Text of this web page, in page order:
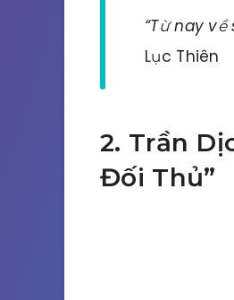
“Từ nay
Lục Thiên
2. Trần
Đối Thủ”